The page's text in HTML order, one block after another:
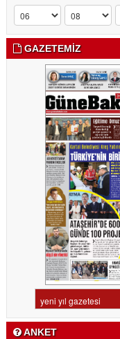
GAZETEMİZ
ANKET